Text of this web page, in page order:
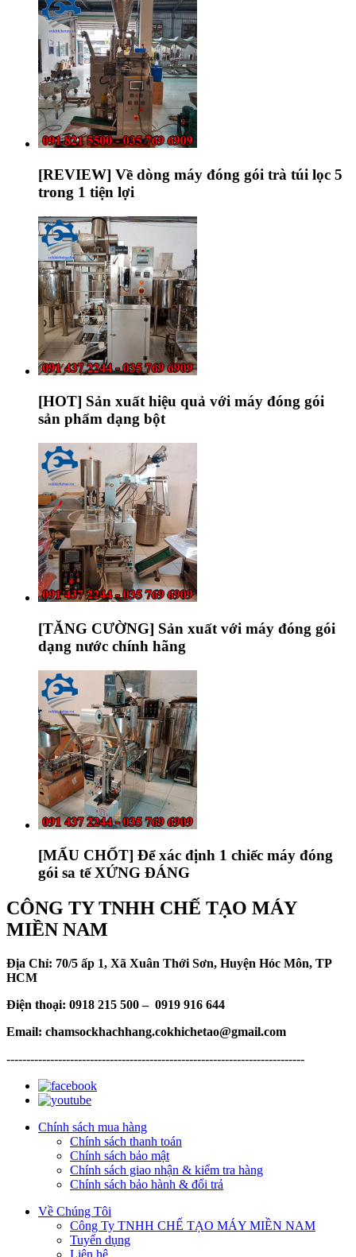
[REVIEW] Về dòng máy đóng gói trà túi lọc 5
trong 1 tiện lợi
[HOT] Sản xuất hiệu quả với máy đóng gói
sản phẩm dạng bột
[TĂNG CƯỜNG] Sản xuất với máy đóng gói
dạng nước chính hãng
[MẤU CHỐT] Để xác định 1 chiếc máy đóng
gói sa tế XỨNG ĐÁNG
CÔNG TY TNHH CHẾ TẠO MÁY
MIỀN NAM
Địa Chỉ: 70/5 ấp 1, Xã Xuân Thới Sơn, Huyện Hóc Môn, TP
HCM
Điện thoại: 0918 215 500 – 0919 916 644
Email: chamsockhachhang.cokhichetao@gmail.com
---------------------------------------------------------------------------
Chính sách mua hàng
Chính sách thanh toán
Chính sách bảo mật
Chính sách giao nhận & kiểm tra hàng
Chính sách bảo hành & đổi trả
Về Chúng Tôi
Công Ty TNHH CHẾ TẠO MÁY MIỀN NAM
Tuyển dụng
Liên hệ